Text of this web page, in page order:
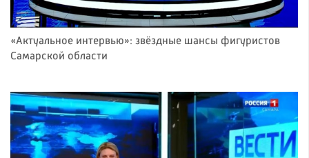
«Актуальное интервью»: звёздные шансы фигуристов
Самарской области